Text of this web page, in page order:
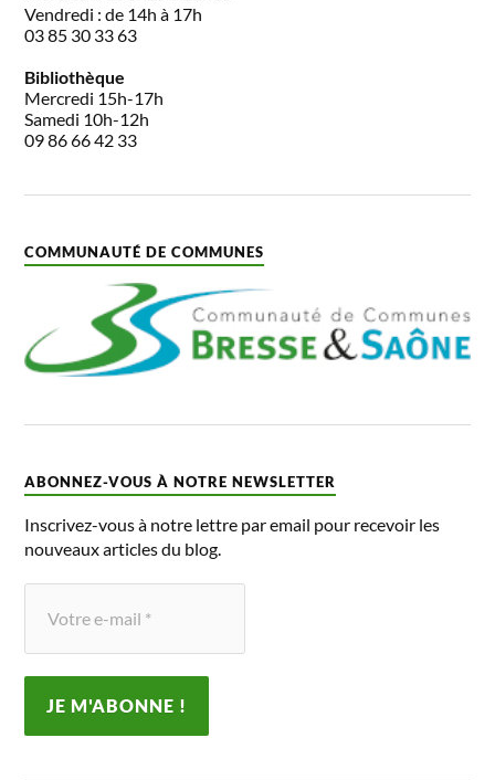
Vendredi : de 14h à 17h
03 85 30 33 63
Bibliothèque
Mercredi 15h-17h
Samedi 10h-12h
09 86 66 42 33
COMMUNAUTÉ DE COMMUNES
ABONNEZ-VOUS À NOTRE NEWSLETTER
Inscrivez-vous à notre lettre par email pour recevoir les
nouveaux articles du blog.